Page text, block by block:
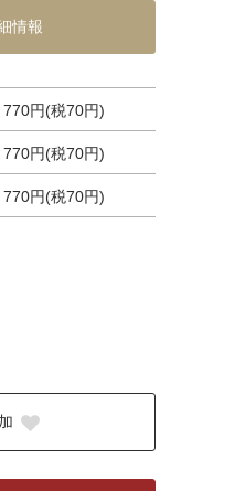
情報
770円(税70円)
770円(税70円)
770円(税70円)